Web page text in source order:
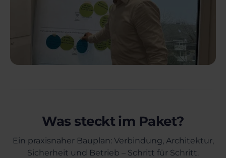
Was steckt im Paket?
Ein praxisnaher Bauplan: Verbindung, Architektur,
Sicherheit und Betrieb – Schritt für Schritt.